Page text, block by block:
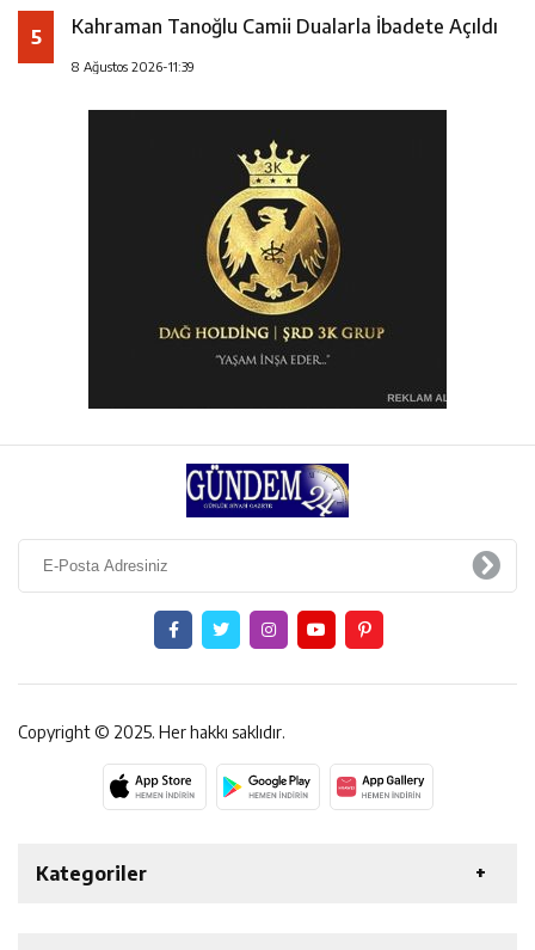
5 Kahraman Tanoğlu Camii Dualarla İbadete Açıldı
8 Ağustos 2026-11:39
Copyright © 2025. Her hakkı saklıdır.
Kategoriler